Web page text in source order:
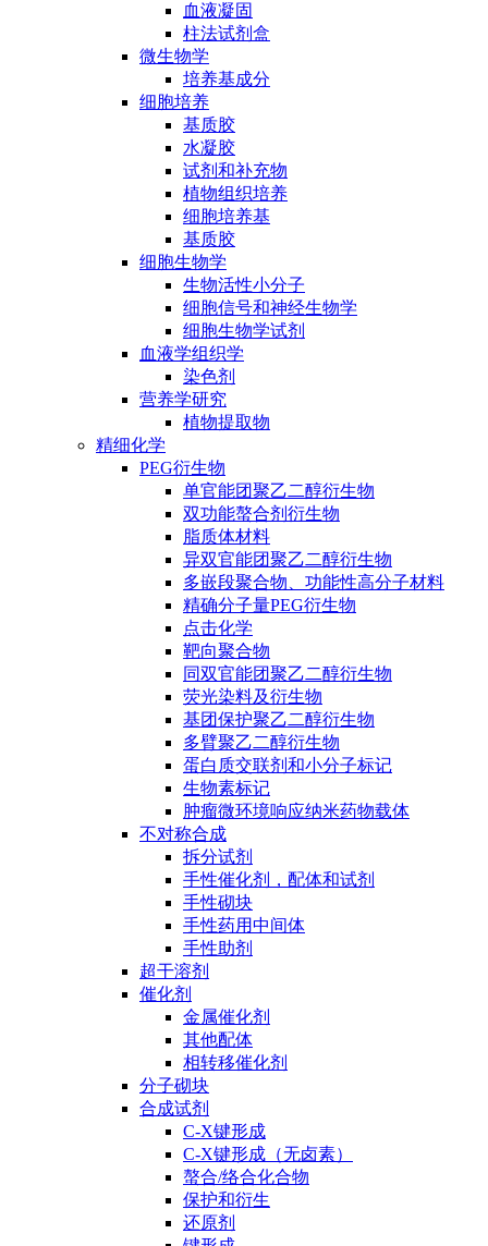
血液凝固
柱法试剂盒
微生物学
培养基成分
细胞培养
基质胶
水凝胶
试剂和补充物
植物组织培养
细胞培养基
基质胶
细胞生物学
生物活性小分子
细胞信号和神经生物学
细胞生物学试剂
血液学组织学
染色剂
营养学研究
植物提取物
精细化学
PEG衍生物
单官能团聚乙二醇衍生物
双功能螯合剂衍生物
脂质体材料
异双官能团聚乙二醇衍生物
多嵌段聚合物、功能性高分子材料
精确分子量PEG衍生物
点击化学
靶向聚合物
同双官能团聚乙二醇衍生物
荧光染料及衍生物
基团保护聚乙二醇衍生物
多臂聚乙二醇衍生物
蛋白质交联剂和小分子标记
生物素标记
肿瘤微环境响应纳米药物载体
不对称合成
拆分试剂
手性催化剂，配体和试剂
手性砌块
手性药用中间体
手性助剂
超干溶剂
催化剂
金属催化剂
其他配体
相转移催化剂
分子砌块
合成试剂
C-X键形成
C-X键形成（无卤素）
螯合/络合化合物
保护和衍生
还原剂